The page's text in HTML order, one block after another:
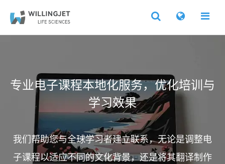
专业电子课程本地化服务，优化培训与
学习效果
我们帮助您与全球学习者建立联系，无论是调整电
子课程以适应不同的文化背景，还是将其翻译制作